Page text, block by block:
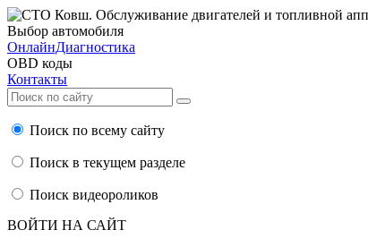
Выбор автомобиля
ОнлайнДиагностика
OBD коды
Контакты
Поиск по всему сайту
Поиск в текущем разделе
Поиск видеороликов
ВОЙТИ НА САЙТ